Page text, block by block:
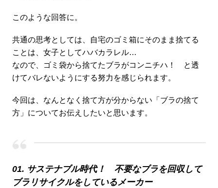
このような回答に。
共通の思考としては、自宅のゴミ箱にそのまま捨てる
ことは、女子としてハバカラレル…
なので、ゴミ袋から捨てたブラがコンニチハ！ と透
けてバレないようにする努力を感じられます。
今回は、なんとなく捨て方が分からない「ブラの捨て
方」についてお伝えしたいと思います。
01. サステナブル時代！ 不要なブラを回収して
ブラリサイクルをしているメーカー